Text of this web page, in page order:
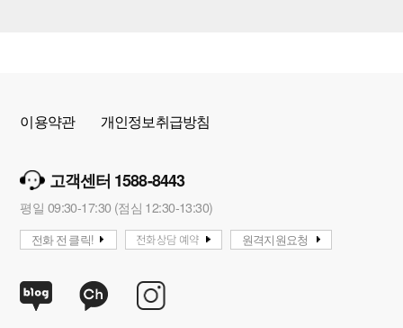
이용약관 개인정보취급방침
고객센터 1588-8443
평일 09:30-17:30 (점심 12:30-13:30)
전화 전 클릭! 전화상담 예약 원격지원요청